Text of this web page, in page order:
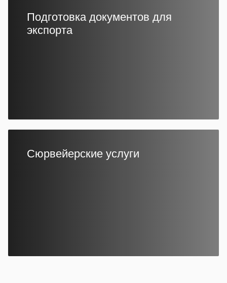
Подготовка документов для
экспорта
Сюрвейерские услуги